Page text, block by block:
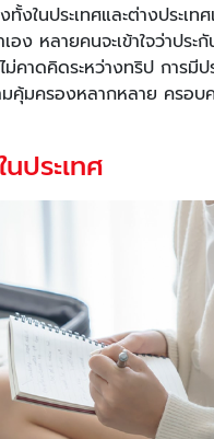
ในประเทศและต่างประ
หลายคนจะเข้าใจว่าปร
คาดคิดระหว่างทริป การ
มคุ้มครองหลากหลาย ครอบ
ประเทศ